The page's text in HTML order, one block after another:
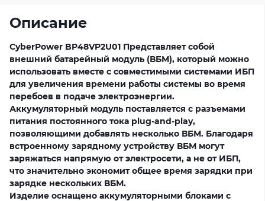
Описание
CyberPower BP48VP2U01 Представляет собой
внешний батарейный модуль (ВБМ), который можно
использовать вместе с совместимыми системами ИБП
для увеличения времени работы системы во время
перебоев в подаче электроэнергии.
Аккумуляторный модуль поставляется с разъемами
питания постоянного тока plug-and-play,
позволяющими добавлять несколько ВБМ. Благодаря
встроенному зарядному устройству ВБМ могут
заряжаться напрямую от электросети, а не от ИБП,
что значительно экономит общее время зарядки при
зарядке нескольких ВБМ.
Изделие оснащено аккумуляторными блоками с